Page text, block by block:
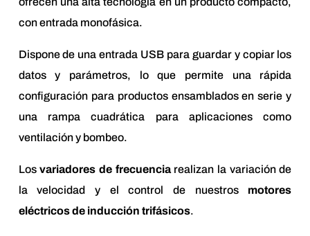
con entrada monofásica.
Dispone de una entrada USB para guardar y copiar los
datos y parámetros, lo que permite una rápida
configuración para productos ensamblados en serie y
una rampa cuadrática para aplicaciones como
ventilación y bombeo.
Losvariadores de frecuenciarealizan la variación de
la velocidad y el control de nuestros motores
eléctricos de inducción trifásicos.